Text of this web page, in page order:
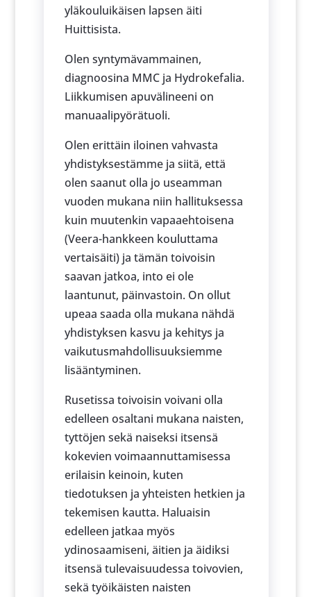
yläkouluikäisen lapsen äiti
Huittisista.
Olen syntymävammainen,
diagnoosina MMC ja Hydrokefalia.
Liikkumisen apuvälineeni on
manuaalipyörätuoli.
Olen erittäin iloinen vahvasta
yhdistyksestämme ja siitä, että
olen saanut olla jo useamman
vuoden mukana niin hallituksessa
kuin muutenkin vapaaehtoisena
(Veera-hankkeen kouluttama
vertaisäiti) ja tämän toivoisin
saavan jatkoa, into ei ole
laantunut, päinvastoin. On ollut
upeaa saada olla mukana nähdä
yhdistyksen kasvu ja kehitys ja
vaikutusmahdollisuuksiemme
lisääntyminen.
Rusetissa toivoisin voivani olla
edelleen osaltani mukana naisten,
tyttöjen sekä naiseksi itsensä
kokevien voimaannuttamisessa
erilaisin keinoin, kuten
tiedotuksen ja yhteisten hetkien ja
tekemisen kautta. Haluaisin
edelleen jatkaa myös
ydinosaamiseni, äitien ja äidiksi
itsensä tulevaisuudessa toivovien,
sekä työikäisten naisten